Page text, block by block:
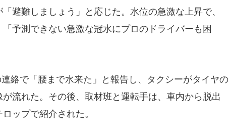
避難しましょう」と応じた。水位の急激な上昇で、
予測できない急激な冠水にプロのドライバーも困
絡で「腰まで水来た」と報告し、タクシーがタイヤの
が流れた。その後、取材班と運転手は、車内から脱出
ップで紹介された。